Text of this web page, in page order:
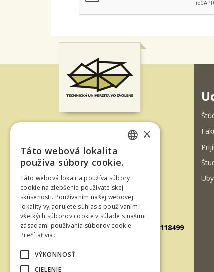
960 01 Zvolen
Slovenská republika
Tel.: +421-45-520 61 11
Fax: +421-45-533 00 27
E-mail: info@tuzvo.sk
GPS súradnice: 48.572024,19.118499
IČO: 00397440
×
Táto webová lokalita
používa súbory cookie.
Táto webová lokalita používa súbory
cookie na zlepšenie používateľskej
skúsenosti. Používaním našej webovej
lokality vyjadrujete súhlas s používaním
všetkých súborov cookie v súlade s našimi
zásadami používania súborov cookie.
Prečítať viac
VÝKONNOSŤ
CIELENIE